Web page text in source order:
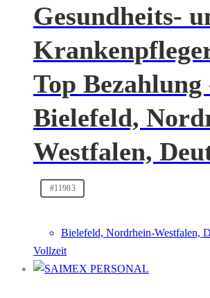
Gesundheits-
Top Bezahlung
Bielefeld,
Westfalen,
#11983
Bielefeld, Nordrhein-Westfalen,
Vollzeit